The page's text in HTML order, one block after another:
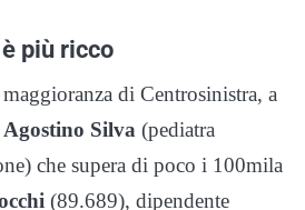
più ricco
di Centrosinistra, a
Agostino Silva (pediatra
che supera di poco i 100mila
(89.689), dipendente